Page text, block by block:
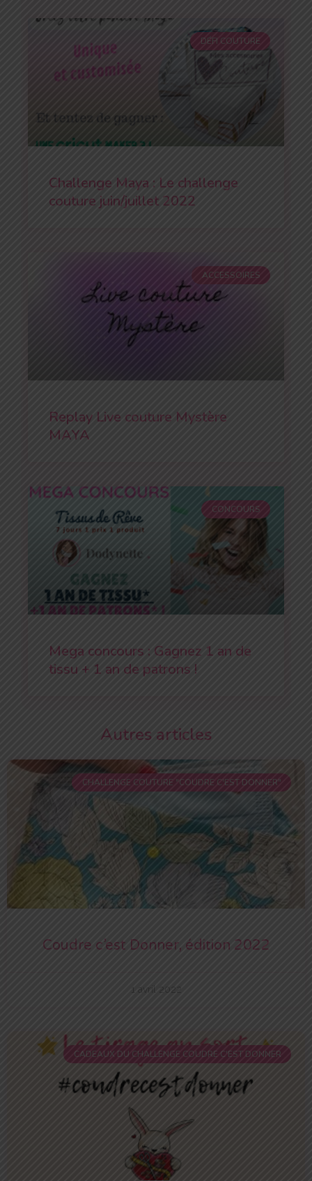
DÉFI COUTURE
Challenge Maya : Le challenge
couture juin/juillet 2022
ACCESSOIRES
Replay Live couture Mystère
MAYA
CONCOURS
Mega concours : Gagnez 1 an de
tissu + 1 an de patrons !
Autres articles
CHALLENGE COUTURE "COUDRE C'EST DONNER"
Coudre c’est Donner, édition 2022
1 avril 2022
CADEAUX DU CHALLENGE COUDRE C'EST DONNER